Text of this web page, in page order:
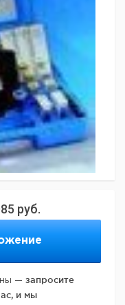
руб.
— запросите
и мы